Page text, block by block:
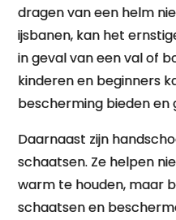
dragen van een helm
ijsbanen, kan het
in geval van een val of
kinderen en beginners
bescherming bieden en
Daarnaast zijn
schaatsen. Ze helpen
warm te houden, maar
schaatsen en